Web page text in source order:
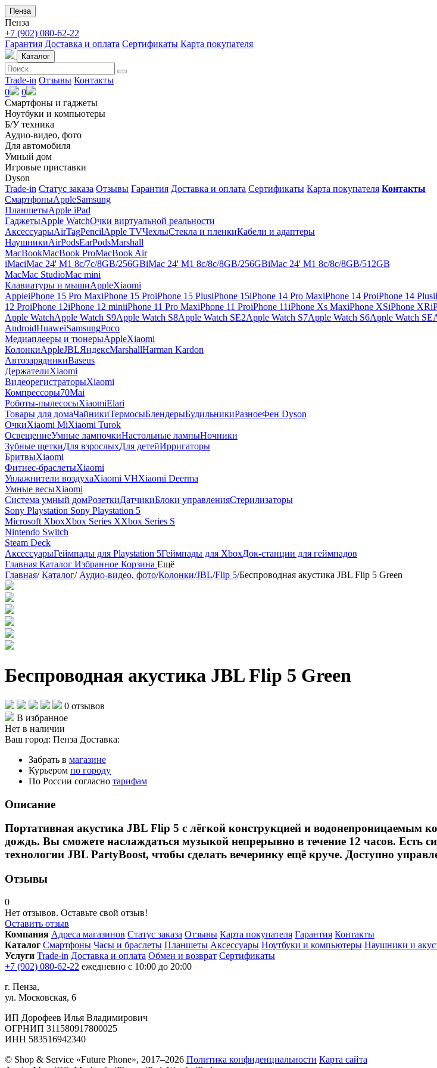
Пенза
Пенза
+7 (902) 080-62-22
Гарантия Доставка и оплата Сертификаты Карта покупателя
Каталог
Trade-in Отзывы Контакты
0
0
Смартфоны и гаджеты
Ноутбуки и компьютеры
Б/У техника
Аудио-видео, фото
Для автомобиля
Умный дом
Игровые приставки
Dyson
Trade-in Статус заказа Отзывы Гарантия Доставка и оплата Сертификаты Карта покупателя Контакты
СмартфоныAppleSamsung
ПланшетыApple iPad
ГаджетыApple WatchОчки виртуальной реальности
АксессуарыAirTagPencilApple TVЧехлыСтекла и пленкиКабели и адаптеры
НаушникиAirPodsEarPodsMarshall
MacBookMacBook ProMacBook Air
iMaciMac 24' M1 8c/7c/8GB/256GBiMac 24' M1 8c/8c/8GB/256GBiMac 24' M1 8c/8c/8GB/512GB
MacMac StudioMac mini
Клавиатуры и мышиAppleXiaomi
AppleiPhone 15 Pro MaxiPhone 15 ProiPhone 15 PlusiPhone 15iPhone 14 Pro MaxiPhone 14 ProiPhone 14 Plus
12 ProiPhone 12iPhone 12 miniiPhone 11 Pro MaxiPhone 11 ProiPhone 11iPhone Xs MaxiPhone XSiPhone XR
Apple WatchApple Watch S9Apple Watch S8Apple Watch SE2Apple Watch S7Apple Watch S6Apple Watch SE
AndroidHuaweiSamsungPoco
Медиаплееры и тюнерыAppleXiaomi
КолонкиAppleJBLЯндексMarshallHarman Kardon
АвтозарядникиBaseus
ДержателиXiaomi
ВидеорегистраторыXiaomi
Компрессоры70Mai
Роботы-пылесосыXiaomiElari
Товары для домаЧайникиТермосыБлендерыБудильникиРазноеФен Dyson
ОчкиXiaomi MiXiaomi Turok
ОсвещениеУмные лампочкиНастольные лампыНочники
Зубные щеткиДля взрослыхДля детейИрригаторы
БритвыXiaomi
Фитнес-браслетыXiaomi
Увлажнители воздухаXiaomi VHXiaomi Deerma
Умные весыXiaomi
Система умный домРозеткиДатчикиБлоки управленияСтерилизаторы
Sony Playstation Sony Playstation 5
Microsoft XboxXbox Series XXbox Series S
Nintendo Switch
Steam Deck
АксессуарыГеймпады для Playstation 5Геймпады для XboxДок-станции для геймпадов
Главная Каталог Избранное Корзина Ещё
Главная/ Каталог/ Аудио-видео, фото/Колонки/JBL/Flip 5/Беспроводная акустика JBL Flip 5 Green
Беспроводная акустика JBL Flip 5 Green
0 отзывов
В избранное
Нет в наличии
Ваш город: Пенза Доставка:
Забрать в магазине
Курьером по городу
По России согласно тарифам
Описание
Портативная акустика JBL Flip 5 с лёгкой конструкцией и водонепроницаемым
дождь. Вы сможете наслаждаться музыкой непрерывно в течение 12 часов. Есть
технологии JBL PartyBoost, чтобы сделать вечеринку ещё круче. Доступно
Отзывы
0
Нет отзывов. Оставьте свой отзыв!
Оставить отзыв
Компания Адреса магазинов Статус заказа Отзывы Карта покупателя Гарантия Контакты
Каталог Смартфоны Часы и браслеты Планшеты Аксессуары Ноутбуки и компьютеры Наушники и
Услуги Trade-in Доставка и оплата Обмен и возврат Сертификаты
+7 (902) 080-62-22 ежедневно с 10:00 до 20:00
г. Пенза,
ул. Московская, 6
ИП Дорофеев Илья Владимирович
ОГРНИП 311580917800025
ИНН 583516942340
© Shop & Service «Future Phone», 2017–2026 Политика конфиденциальности Карта сайта